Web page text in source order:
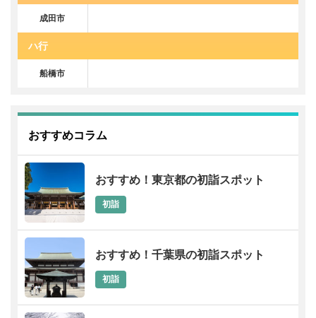
成田市
ハ行
船橋市
おすすめコラム
おすすめ！東京都の初詣スポット
初詣
おすすめ！千葉県の初詣スポット
初詣